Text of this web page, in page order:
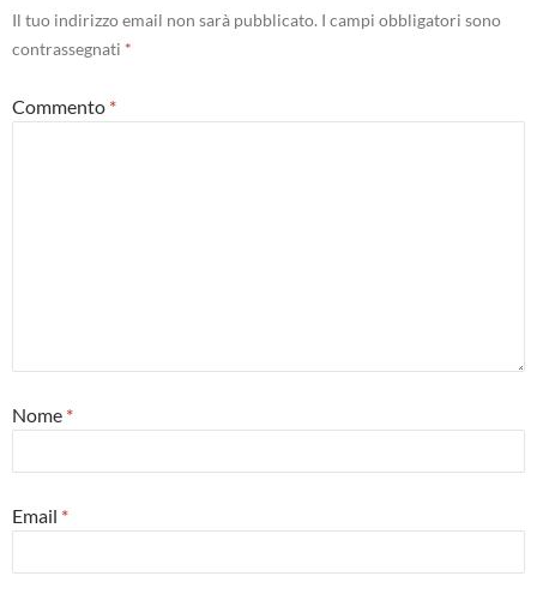
Il tuo indirizzo email non sarà pubblicato. I campi obbligatori sono
contrassegnati *
Commento *
Nome *
Email *